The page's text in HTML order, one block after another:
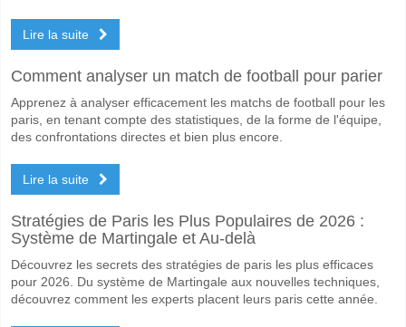
Les deux équipes marqueront-elles dans le match
Oui pour Les Deux Équipes Marquent, avec un pourcentage de 69%.
Quel sera le résultat correct attendu entre Sydney FC
Sur le côté risqué, vous pouvez essayer le Résultat Correct de 3-1
Lire la suite
Comment analyser un match de football pour parier
Apprenez à analyser efficacement les matchs de football pour les
paris, en tenant compte des statistiques, de la forme de l'équipe,
des confrontations directes et bien plus encore.
Lire la suite
Stratégies de Paris les Plus Populaires de 2026 :
Système de Martingale et Au-delà
Découvrez les secrets des stratégies de paris les plus efficaces
pour 2026. Du système de Martingale aux nouvelles techniques,
découvrez comment les experts placent leurs paris cette année.